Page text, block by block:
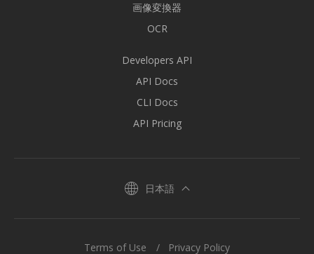
画像変換器
OCR
Developers API
API Docs
CLI Docs
API Pricing
日本語
Terms of Use Privacy Policy